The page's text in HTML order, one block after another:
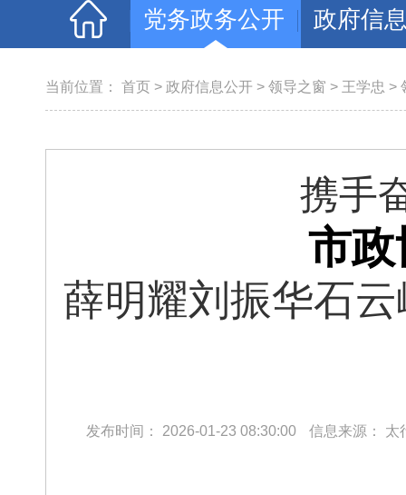
党务政务公开 政府信
当前位置： 首页 > 政府信息公开 > 领导之窗 > 王学忠 >
携手
市
薛明耀刘振华石
发布时间： 2026-01-23 08:30:00 信息来源： 太